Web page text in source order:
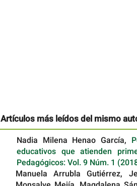
Artículos más leídos del mismo
Nadia Milena Henao García,
educativos que atienden
Pedagógicos: Vol. 9 Núm. 1
Manuela Arrubla Gutiérrez,